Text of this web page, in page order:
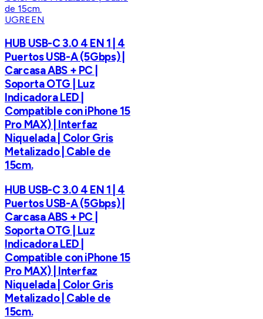
UGREEN
HUB USB-C 3.0 4 EN 1 | 4
Puertos USB-A (5Gbps) |
Carcasa ABS + PC |
Soporta OTG | Luz
Indicadora LED |
Compatible con iPhone 15
Pro MAX) | Interfaz
Niquelada | Color Gris
Metalizado | Cable de
15cm.
HUB USB-C 3.0 4 EN 1 | 4
Puertos USB-A (5Gbps) |
Carcasa ABS + PC |
Soporta OTG | Luz
Indicadora LED |
Compatible con iPhone 15
Pro MAX) | Interfaz
Niquelada | Color Gris
Metalizado | Cable de
15cm.